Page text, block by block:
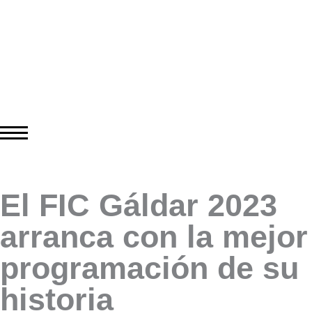
El FIC Gáldar 2023
arranca con la mejor
programación de su
historia